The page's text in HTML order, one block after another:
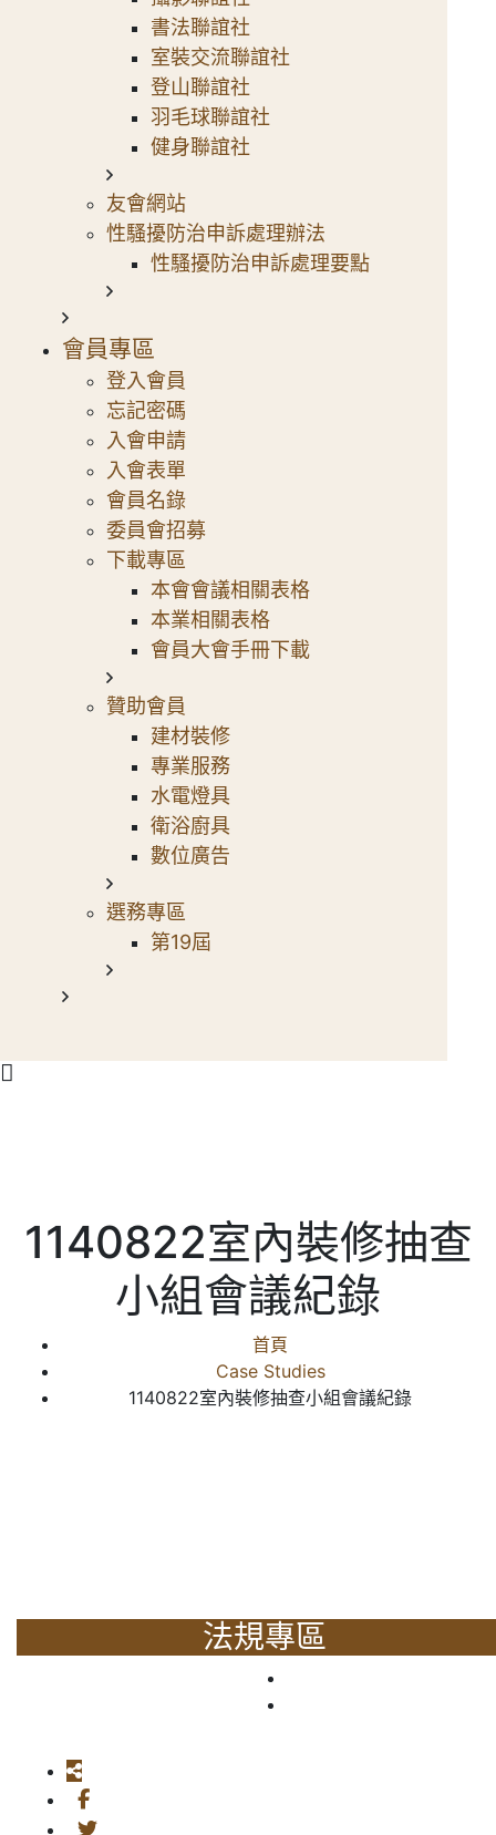
書法聯誼社
室裝交流聯誼社
登山聯誼社
羽毛球聯誼社
健身聯誼社
友會網站
性騷擾防治申訴處理辦法
性騷擾防治申訴處理要點
會員專區
登入會員
忘記密碼
入會申請
入會表單
會員名錄
委員會招募
下載專區
本會會議相關表格
本業相關表格
會員大會手冊下載
贊助會員
建材裝修
專業服務
水電燈具
衛浴廚具
數位廣告
選務專區
第19屆
1140822室內裝修抽查
小組會議紀錄
首頁
Case Studies
1140822室內裝修抽查小組會議紀錄
法規專區